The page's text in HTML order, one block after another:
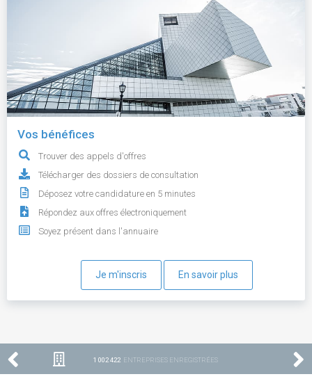
Vos bénéfices
Trouver des appels d'offres
Télécharger des dossiers de consultation
Déposez votre candidature en 5 minutes
Répondez aux offres électroniquement
Soyez présent dans l'annuaire
Je m'inscris En savoir plus
1 002 422 ENTREPRISES ENREGISTRÉES